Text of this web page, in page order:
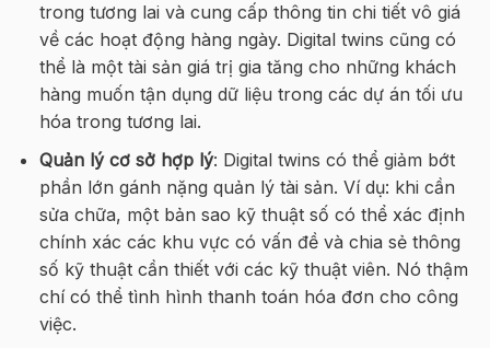
trong tương lai và cung cấp thông tin chi tiết vô giá
về các hoạt động hàng ngày. Digital twins cũng có
thể là một tài sản giá trị gia tăng cho những khách
hàng muốn tận dụng dữ liệu trong các dự án tối ưu
hóa trong tương lai.
Quản lý cơ sở hợp lý: Digital twins có thể giảm bớt
phần lớn gánh nặng quản lý tài sản. Ví dụ: khi cần
sửa chữa, một bản sao kỹ thuật số có thể xác định
chính xác các khu vực có vấn đề và chia sẻ thông
số kỹ thuật cần thiết với các kỹ thuật viên. Nó thậm
chí có thể tình hình thanh toán hóa đơn cho công
việc.